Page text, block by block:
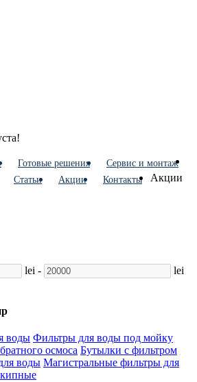
Готовые решения
Сервис и монтаж
Статьи Акции Контакты Акции
lei -
lei
воды Фильтры для воды под мойку
осмоса Бутылки с фильтром
воды Магистральные фильтры для